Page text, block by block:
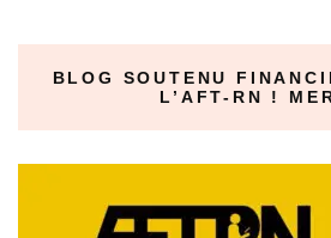
BLOG SOUTENU
L’AFT-RN !